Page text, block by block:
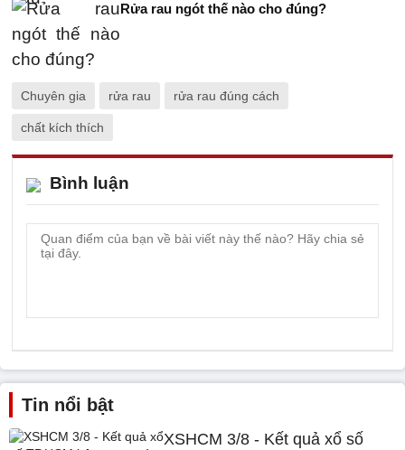
Rửa rau ngót thế nào cho đúng?
Chuyên gia rửa rau rửa rau đúng cách
chất kích thích
Bình luận
Tin nổi bật
XSHCM 3/8 - Kết quả xổ số